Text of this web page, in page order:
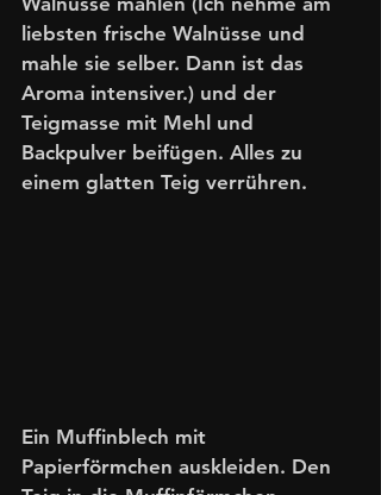
liebsten frische Walnüsse und
mahle sie selber. Dann ist das
Aroma intensiver.) und der
Teigmasse mit Mehl und
Backpulver beifügen. Alles zu
einem glatten Teig verrühren.
Ein Muffinblech mit
Papierförmchen auskleiden. Den